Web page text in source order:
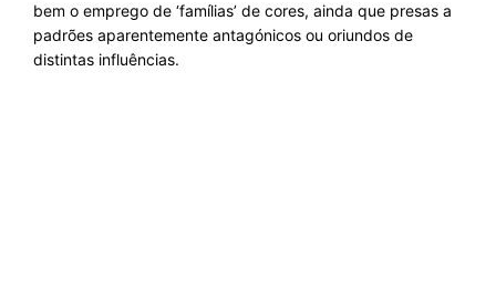
bem o emprego de ‘famílias’ de cores, ainda que presas a
padrões aparentemente antagónicos ou oriundos de
distintas influências.